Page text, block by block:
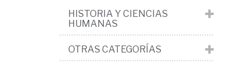
HISTORIA Y CIENCIAS
HUMANAS
OTRAS CATEGORÍAS